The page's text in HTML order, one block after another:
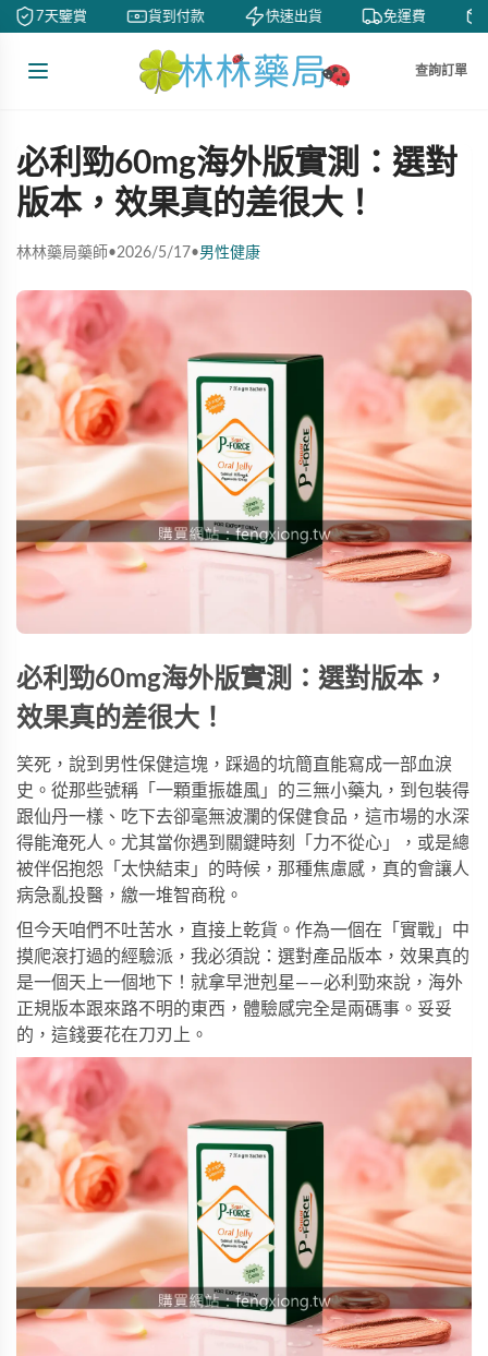
7天鑒賞 貨到付款 快速出貨 免運費
查詢訂單
必利勁60mg海外版實測：選對
版本，效果真的差很大！
林林藥局藥師•2026/5/17•男性健康
必利勁60mg海外版實測：選對版本，
效果真的差很大！
笑死，說到男性保健這塊，踩過的坑簡直能寫成一部血淚
史。從那些號稱「一顆重振雄風」的三無小藥丸，到包裝得
跟仙丹一樣、吃下去卻毫無波瀾的保健食品，這市場的水深
得能淹死人。尤其當你遇到關鍵時刻「力不從心」，或是總
被伴侶抱怨「太快結束」的時候，那種焦慮感，真的會讓人
病急亂投醫，繳一堆智商稅。
但今天咱們不吐苦水，直接上乾貨。作為一個在「實戰」中
摸爬滾打過的經驗派，我必須說：選對產品版本，效果真的
是一個天上一個地下！就拿早泄剋星——必利勁來說，海外
正規版本跟來路不明的東西，體驗感完全是兩碼事。妥妥
的，這錢要花在刀刃上。